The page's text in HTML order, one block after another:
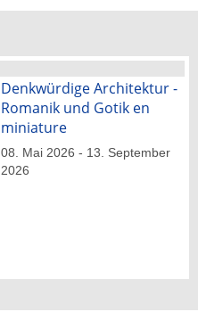
Denkwürdige Architektur -
Romanik und Gotik en
miniature
08. Mai 2026 - 13. September
2026